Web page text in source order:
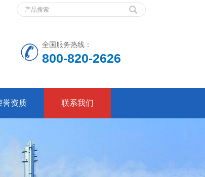
全国服务热线：
800-820-2626
誉资质 联系我们